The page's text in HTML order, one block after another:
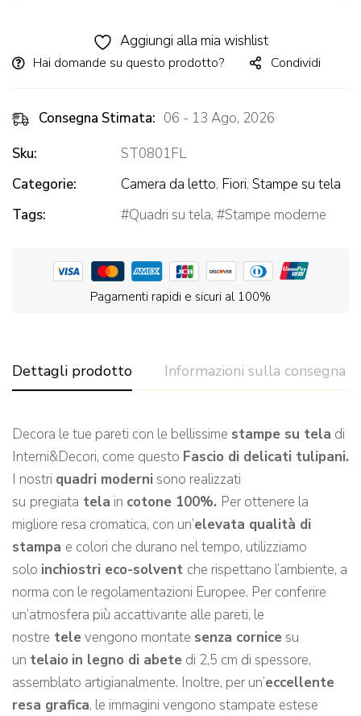
Aggiungi alla mia wishlist
Hai domande su questo prodotto? Condividi
Consegna Stimata: 06 - 13 Ago, 2026
Sku:
ST0801FL
Categorie:
Camera da letto, Fiori, Stampe su tela
Tags:
Quadri su tela, Stampe moderne
Pagamenti rapidi e sicuri al 100%
Dettagli prodotto Informazioni sulla consegna
Decora le tue pareti con le bellissime stampe su tela di
Interni&Decori, come questo Fascio di delicati tulipani.
I nostri quadri moderni sono realizzati
su pregiata tela in cotone 100%. Per ottenere la
migliore resa cromatica, con un’elevata qualità di
stampa e colori che durano nel tempo, utilizziamo
solo inchiostri eco-solvent che rispettano l’ambiente, a
norma con le regolamentazioni Europee. Per conferire
un’atmosfera più accattivante alle pareti, le
nostre tele vengono montate senza cornice su
un telaio in legno di abete di 2,5 cm di spessore,
assemblato artigianalmente. Inoltre, per un’eccellente
resa grafica, le immagini vengono stampate estese